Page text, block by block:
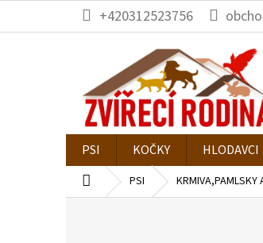
obsah
+420312523756
PSI KOČKY HLODAVCI
Domů PSI KRMIVA,PAMLSKY